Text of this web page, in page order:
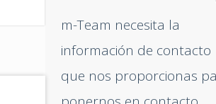
m-Team necesita la
información de contacto
que nos proporcionas